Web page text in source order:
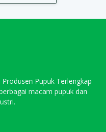
Pupuk Terlengkap
macam pupuk dan